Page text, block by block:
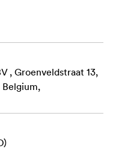
, Groenveldstraat 13,